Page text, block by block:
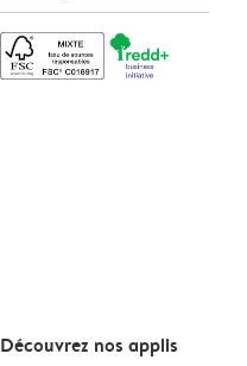
Découvrez nos applis